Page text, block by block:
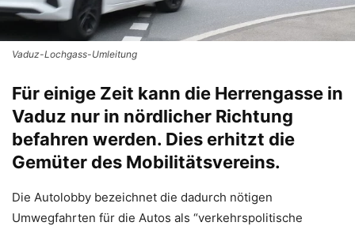
Vaduz-Lochgass-Umleitung
Für einige Zeit kann die Herrengasse in
Vaduz nur in nördlicher Richtung
befahren werden. Dies erhitzt die
Gemüter des Mobilitätsvereins.
Die Autolobby bezeichnet die dadurch nötigen
Umwegfahrten für die Autos als “verkehrspolitische